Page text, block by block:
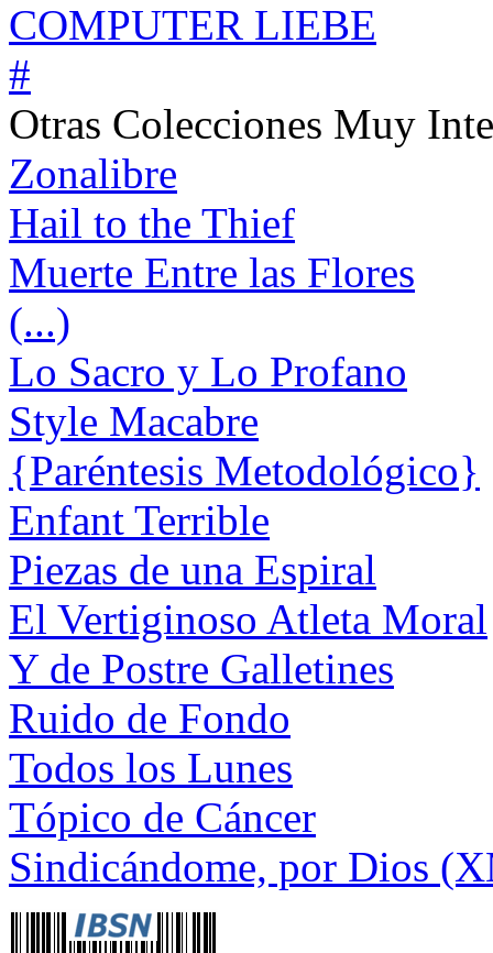
COMPUTER LIEBE
#
Otras Colecciones Muy
Zonalibre
Hail to the Thief
Muerte Entre las Flores
(...)
Lo Sacro y Lo Profano
Style Macabre
{Paréntesis Metodológico}
Enfant Terrible
Piezas de una Espiral
El Vertiginoso Atleta Moral
Y de Postre Galletines
Ruido de Fondo
Todos los Lunes
Tópico de Cáncer
Sindicándome, por Dios